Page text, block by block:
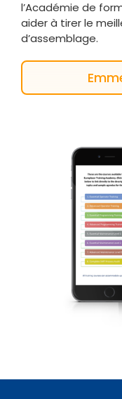
l’Académie de
aider à tirer le
d’assemblage.